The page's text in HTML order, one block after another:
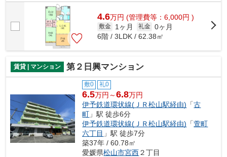
4.6万円 (管理費等：6,000円 )
敷金 1ヶ月 礼金 0ヶ月
6階 / 3LDK / 62.38㎡
賃貸 | マンション 第２日興マンション
敷0 礼0
6.5万円～6.8万円
伊予鉄道環状線(ＪＲ松山駅経由) 「古
町 」駅 徒歩6分
伊予鉄道環状線(ＪＲ松山駅経由) 「萱町
六丁目 」駅 徒歩7分
築37年 / 60.78㎡
愛媛県松山市宮西２丁目